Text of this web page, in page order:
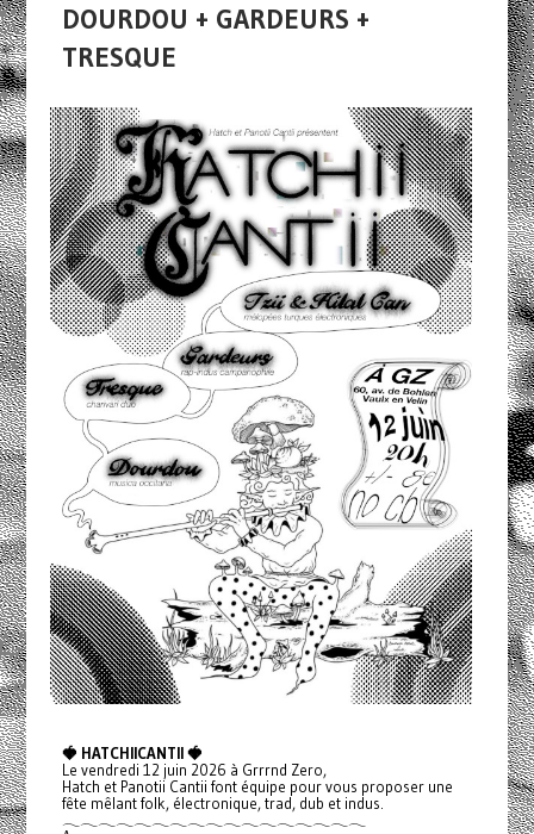
DOURDOU + GARDEURS +
TRESQUE
🍓 HATCHIICANTII 🍓
Le vendredi 12 juin 2026 à Grrrnd Zero,
Hatch et Panotii Cantii font équipe pour vous proposer une
fête mêlant folk, électronique, trad, dub et indus.
𓂃𓂃𓂃𓂃𓂃𓂃𓂃𓂃𓂃𓂃𓂃𓂃𓂃𓂃𓂃𓂃𓂃